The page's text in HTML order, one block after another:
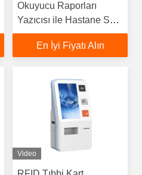
Okuyucu Raporları
Yazıcısı ile Hastane Self
Servis Kiosku
En İyi Fiyatı Alın
Video